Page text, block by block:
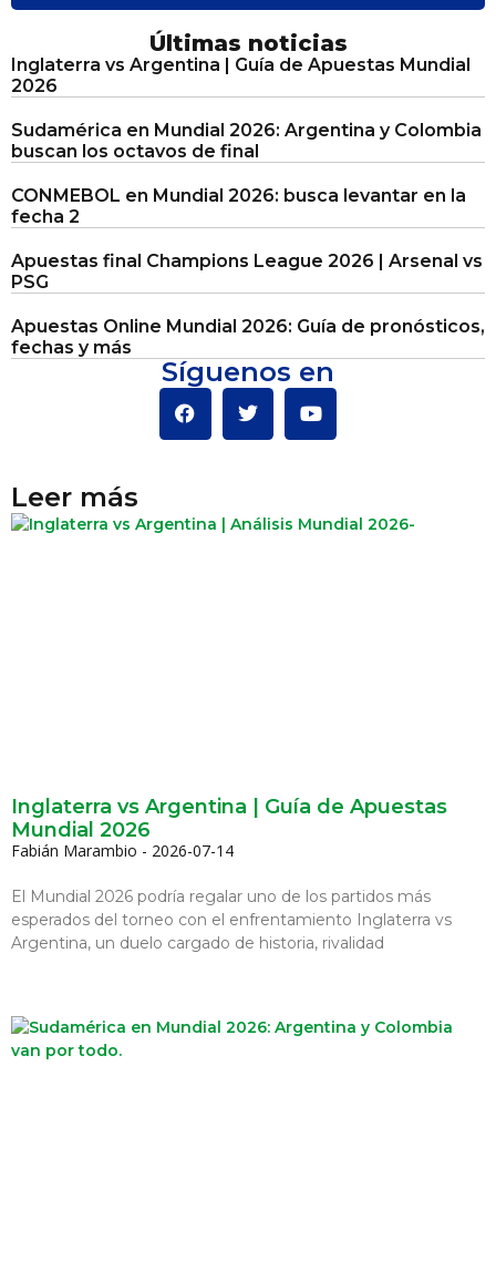
Últimas noticias
Inglaterra vs Argentina | Guía de Apuestas Mundial
2026
Sudamérica en Mundial 2026: Argentina y Colombia
buscan los octavos de final
CONMEBOL en Mundial 2026: busca levantar en la
fecha 2
Apuestas final Champions League 2026 | Arsenal vs
PSG
Apuestas Online Mundial 2026: Guía de pronósticos,
fechas y más
Síguenos en
Leer más
Inglaterra vs Argentina | Guía de Apuestas
Mundial 2026
Fabián Marambio 2026-07-14
El Mundial 2026 podría regalar uno de los partidos más
esperados del torneo con el enfrentamiento Inglaterra vs
Argentina, un duelo cargado de historia, rivalidad